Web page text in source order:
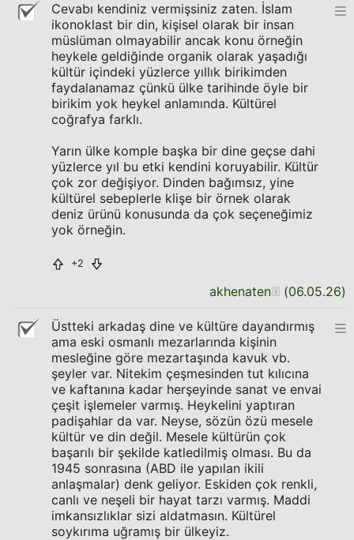
Cevabı kendiniz vermişsiniz zaten. İslam
ikonoklast bir din, kişisel olarak bir insan
müslüman olmayabilir ancak konu örneğin
heykele geldiğinde organik olarak yaşadığı
kültür içindeki yüzlerce yıllık birikimden
faydalanamaz çünkü ülke tarihinde öyle bir
birikim yok heykel anlamında. Kültürel
coğrafya farklı.
Yarın ülke komple başka bir dine geçse dahi
yüzlerce yıl bu etki kendini koruyabilir. Kültür
çok zor değişiyor. Dinden bağımsız, yine
kültürel sebeplerle klişe bir örnek olarak
deniz ürünü konusunda da çok seçeneğimiz
yok örneğin.
+2
akhenaten (06.05.26)
Üstteki arkadaş dine ve kültüre dayandırmış
ama eski osmanlı mezarlarında kişinin
mesleğine göre mezartaşında kavuk vb.
şeyler var. Nitekim çeşmesinden tut kılıcına
ve kaftanına kadar herşeyinde sanat ve envai
çeşit işlemeler varmış. Heykelini yaptıran
padişahlar da var. Neyse, sözün özü mesele
kültür ve din değil. Mesele kültürün çok
başarılı bir şekilde katledilmiş olması. Bu da
1945 sonrasına (ABD ile yapılan ikili
anlaşmalar) denk geliyor. Eskiden çok renkli,
canlı ve neşeli bir hayat tarzı varmış. Maddi
imkansızlıklar sizi aldatmasın. Kültürel
soykırıma uğramış bir ülkeyiz.